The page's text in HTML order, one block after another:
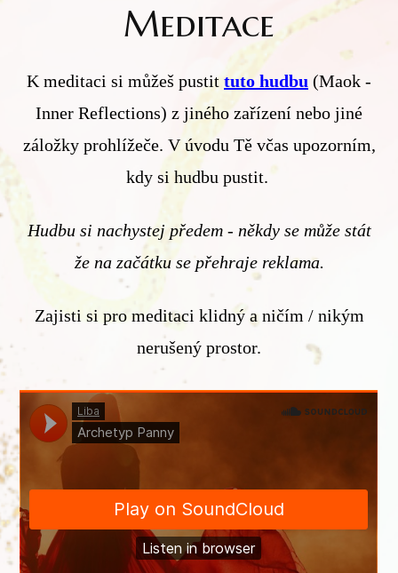
Meditace
K meditaci si můžeš pustit tuto hudbu (Maok -
Inner Reflections) z jiného zařízení nebo jiné
záložky prohlížeče. V úvodu Tě včas upozorním,
kdy si hudbu pustit.
Hudbu si nachystej předem - někdy se může stát
že na začátku se přehraje reklama.
Zajisti si pro meditaci klidný a ničím / nikým
nerušený prostor.